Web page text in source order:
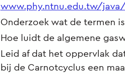
www.phy.ntnu.edu.tw/
Onderzoek wat de termen
Hoe luidt de algemene
Leid af dat het oppervlak
bij de Carnotcyclus een